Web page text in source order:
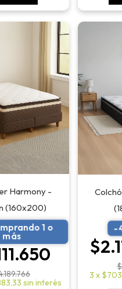
Harmony -
(160x200)
1 o
más
sin interés
-
3 x